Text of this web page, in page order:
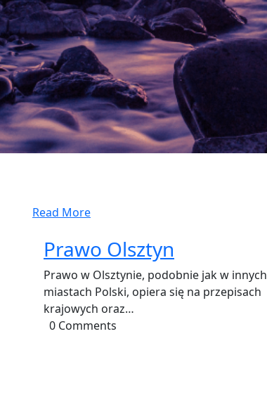
Read More
Prawo Olsztyn
Prawo w Olsztynie, podobnie jak w innych
miastach Polski, opiera się na przepisach
krajowych oraz…
0 Comments